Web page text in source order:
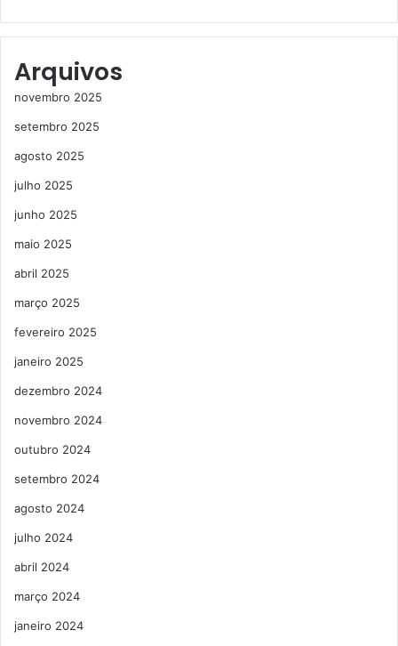
Arquivos
novembro 2025
setembro 2025
agosto 2025
julho 2025
junho 2025
maio 2025
abril 2025
março 2025
fevereiro 2025
janeiro 2025
dezembro 2024
novembro 2024
outubro 2024
setembro 2024
agosto 2024
julho 2024
abril 2024
março 2024
janeiro 2024